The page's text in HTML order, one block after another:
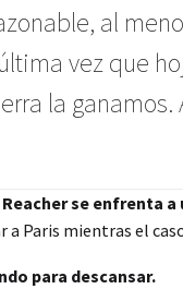
al
vez que
la ganamos.
Reacher se enfrenta
a Paris mientras el
para descansar.